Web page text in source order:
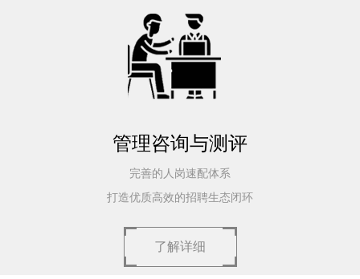
管理咨询与测评
完善的人岗速配体系
打造优质高效的招聘生态闭环
了解详细